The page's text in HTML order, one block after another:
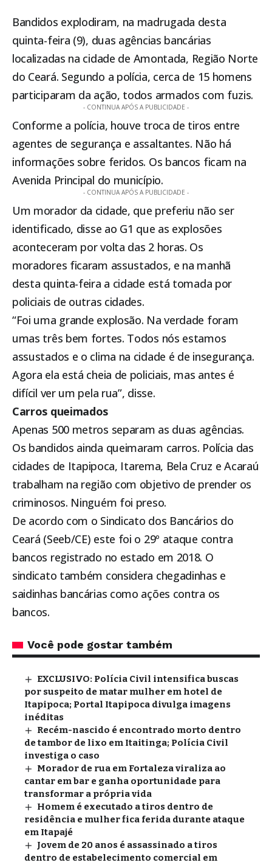
Bandidos explodiram, na madrugada desta
quinta-feira (9), duas agências bancárias
localizadas na cidade de Amontada, Região Norte
do Ceará. Segundo a polícia, cerca de 15 homens
participaram da ação, todos armados com fuzis.
- CONTINUA APÓS A PUBLICIDADE -
Conforme a polícia, houve troca de tiros entre
agentes de segurança e assaltantes. Não há
informações sobre feridos. Os bancos ficam na
Avenida Principal do município.
- CONTINUA APÓS A PUBLICIDADE -
Um morador da cidade, que preferiu não ser
identificado, disse ao G1 que as explosões
aconteceram por volta das 2 horas. Os
moradores ficaram assustados, e na manhã
desta quinta-feira a cidade está tomada por
policiais de outras cidades.
“Foi uma grande explosão. Na verdade foram
umas três bem fortes. Todos nós estamos
assustados e o clima na cidade é de insegurança.
Agora ela está cheia de policiais, mas antes é
difícil ver um pela rua”, disse.
Carros queimados
Apenas 500 metros separam as duas agências.
Os bandidos ainda queimaram carros. Polícia das
cidades de Itapipoca, Itarema, Bela Cruz e Acaraú
trabalham na região com objetivo de prender os
criminosos. Ninguém foi preso.
De acordo com o Sindicato dos Bancários do
Ceará (Seeb/CE) este foi o 29º ataque contra
bancos registrado no estado em 2018. O
sindicato também considera chegadinhas e
saidinhas bancárias como ações contra os
bancos.
Você pode gostar também
EXCLUSIVO: Polícia Civil intensifica buscas
por suspeito de matar mulher em hotel de
Itapipoca; Portal Itapipoca divulga imagens
inéditas
Recém-nascido é encontrado morto dentro
de tambor de lixo em Itaitinga; Polícia Civil
investiga o caso
Morador de rua em Fortaleza viraliza ao
cantar em bar e ganha oportunidade para
transformar a própria vida
Homem é executado a tiros dentro de
residência e mulher fica ferida durante ataque
em Itapajé
Jovem de 20 anos é assassinado a tiros
dentro de estabelecimento comercial em